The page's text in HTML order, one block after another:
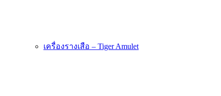
เครื่องรางเสือ – Tiger Amulet